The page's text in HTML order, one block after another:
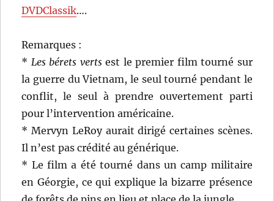
DVDClassik….
Remarques :
* Les bérets vertsest le premier film tourné sur
la guerre du Vietnam, le seul tourné pendant le
conflit, le seul à prendre ouvertement parti
pour l’intervention américaine.
* Mervyn LeRoy aurait dirigé certaines scènes.
Il n’est pas crédité au générique.
* Le film a été tourné dans un camp militaire
en Géorgie, ce qui explique la bizarre présence